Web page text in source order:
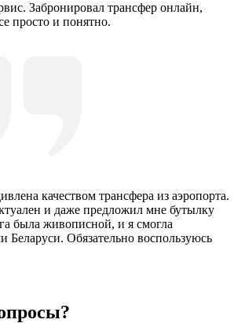
Забронировал трансфер онлайн,
просто и понятно.
качеством трансфера из аэропорта.
и даже предложил мне бутылку
была живописной, и я смогла
Беларуси. Обязательно воспользуюсь